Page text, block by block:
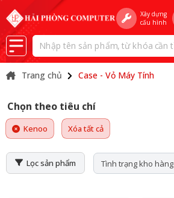
Xây dựng
cấu hình
Trang chủ Case - Vỏ Máy Tính
Chọn theo tiêu chí
Kenoo Xóa tất cả
Lọc sản phẩm Tình trạng kho hàng